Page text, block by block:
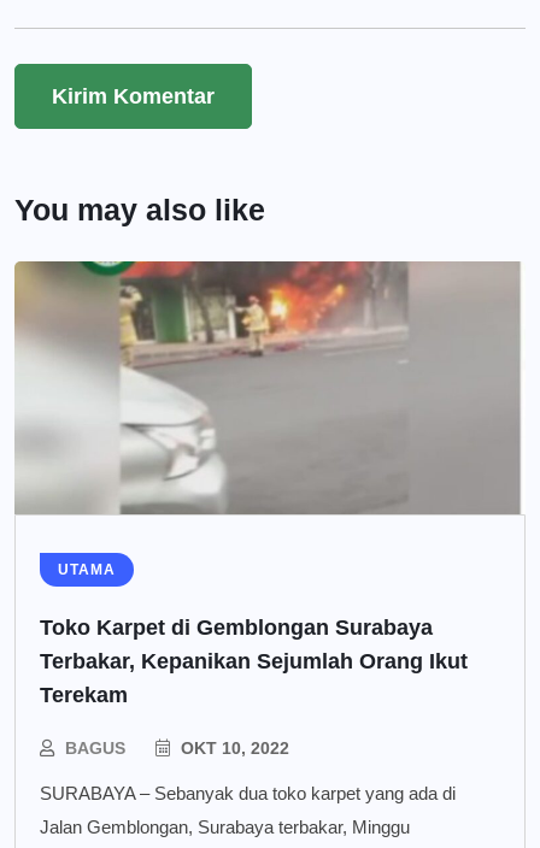
You may also like
UTAMA
Toko Karpet di Gemblongan Surabaya
Terbakar, Kepanikan Sejumlah Orang Ikut
Terekam
BAGUS OKT 10, 2022
SURABAYA – Sebanyak dua toko karpet yang ada di
Jalan Gemblongan, Surabaya terbakar, Minggu